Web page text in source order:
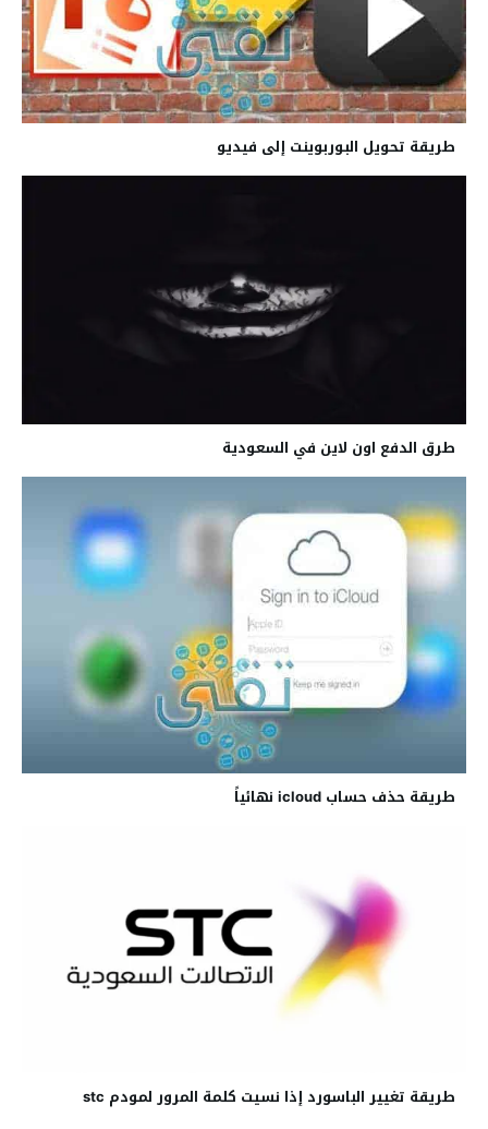
طريقة تحويل البوربوينت إلى فيديو
طرق الدفع اون لاين في السعودية
طريقة حذف حساب icloud نهائياً
طريقة تغيير الباسورد إذا نسيت كلمة المرور لمودم stc